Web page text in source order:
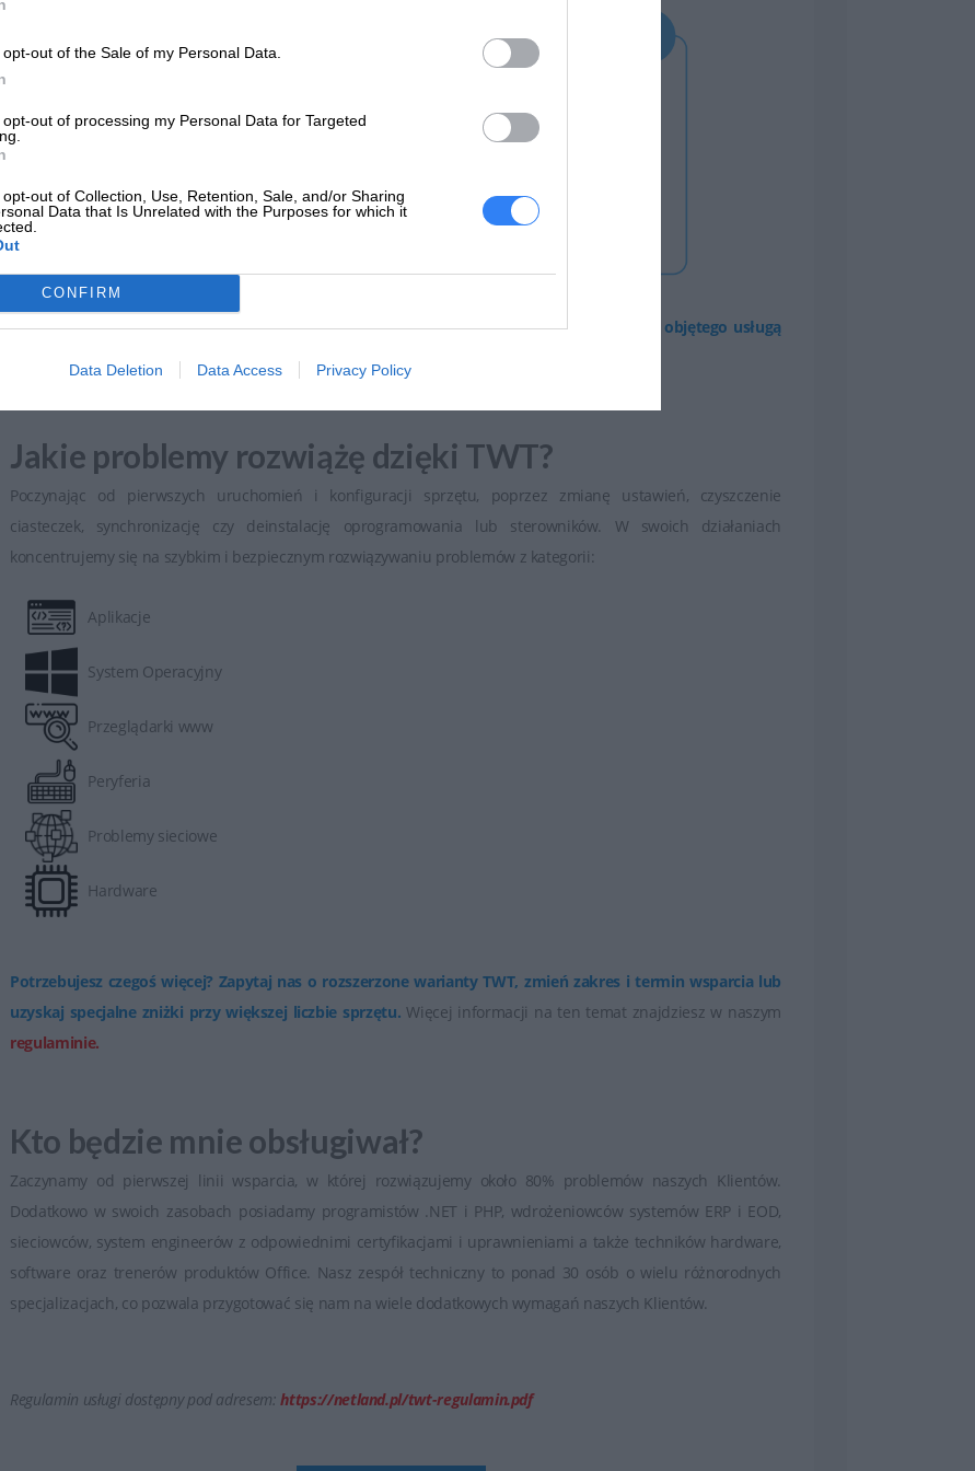
out of the Sale of my Personal Data.
out of processing my Personal Data for Targeted
out of Collection, Use, Retention, Sale, and/or Sharing
Data that Is Unrelated with the Purposes for which it
CONFIRM
Data Deletion Data Access Privacy Policy
Ważne – nie limitujemy ilości zdarzeń w miesiącu, pamiętaj jednak, by pomoc dotyczyła objętego usługą
Jakie problemy rozwiążę dzięki TWT?
Poczynając od pierwszych uruchomień i konfiguracji sprzętu, poprzez zmianę ustawień, czyszczenie
ciasteczek, synchronizację czy deinstalację oprogramowania lub sterowników. W swoich działaniach
koncentrujemy się na szybkim i bezpiecznym rozwiązywaniu problemów z kategorii:
Aplikacje
System Operacyjny
Przeglądarki www
Peryferia
Problemy sieciowe
Hardware
Potrzebujesz czegoś więcej? Zapytaj nas o rozszerzone warianty TWT, zmień zakres i termin wsparcia lub
uzyskaj specjalne zniżki przy większej liczbie sprzętu. Więcej informacji na ten temat znajdziesz w naszym
regulaminie.
Kto będzie mnie obsługiwał?
Zaczynamy od pierwszej linii wsparcia, w której rozwiązujemy około 80% problemów naszych Klientów.
Dodatkowo w swoich zasobach posiadamy programistów .NET i PHP, wdrożeniowców systemów ERP i EOD,
sieciowców, system engineerów z odpowiednimi certyfikacjami i uprawnieniami a także techników hardware,
software oraz trenerów produktów Office. Nasz zespół techniczny to ponad 30 osób o wielu różnorodnych
specjalizacjach, co pozwala przygotować się nam na wiele dodatkowych wymagań naszych Klientów.
Regulamin usługi dostępny pod adresem:https://netland.pl/twt-regulamin.pdf